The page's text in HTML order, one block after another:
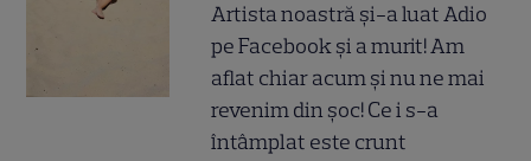
Artista noastră și-a luat Adio
pe Facebook și a murit! Am
aflat chiar acum și nu ne mai
revenim din șoc! Ce i s-a
întâmplat este crunt